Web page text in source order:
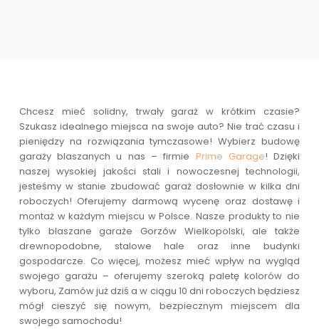
Chcesz mieć solidny, trwały garaż w krótkim czasie?
Szukasz idealnego miejsca na swoje auto? Nie trać czasu i
pieniędzy na rozwiązania tymczasowe! Wybierz budowę
garaży blaszanych u nas – firmie Prime Garage! Dzięki
naszej wysokiej jakości stali i nowoczesnej technologii,
jesteśmy w stanie zbudować garaż dosłownie w kilka dni
roboczych! Oferujemy darmową wycenę oraz dostawę i
montaż w każdym miejscu w Polsce. Nasze produkty to nie
tylko blaszane garaże Gorzów Wielkopolski, ale także
drewnopodobne, stalowe hale oraz inne budynki
gospodarcze. Co więcej, możesz mieć wpływ na wygląd
swojego garażu – oferujemy szeroką paletę kolorów do
wyboru, Zamów już dziś a w ciągu 10 dni roboczych będziesz
mógł cieszyć się nowym, bezpiecznym miejscem dla
swojego samochodu!